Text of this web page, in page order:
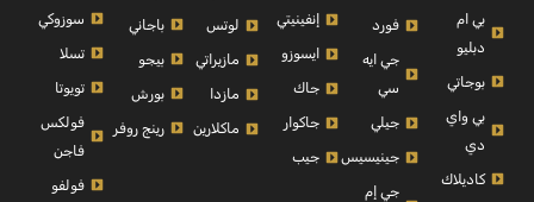
بي ام
دبليو
بوجاتي
بي واي
دي
كاديلاك
فورد
جي ايه
سي
جيلي
جينيسيس
جي إم
إنفينيتي
ايسوزو
جاك
جاكوار
جيب
لوتس
مازيراتي
مازدا
ماكلارين
باجاني
بيجو
بورش
رينج روفر
سوزوكي
تسلا
تويوتا
فولكس
فاجن
فولفو